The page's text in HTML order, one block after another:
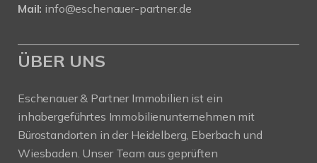
Mail: info@eschenauer-partner.de
ÜBER UNS
Eschenauer & Partner Immobilien ist ein
inhabergeführtes Immobilienunternehmen mit
Bürostandorten in der Heidelberg, Eberbach und
Wiesbaden. Unser Team aus geprüften